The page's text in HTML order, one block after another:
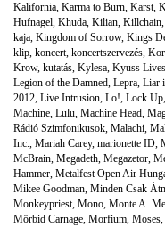
Kalifornia, Karma to Burn, Karst,
Hufnagel, Khuda, Kilian, Killchain,
kaja, Kingdom of Sorrow, Kings
klip, koncert, koncertszervezés,
Krow, kutatás, Kylesa, Kyuss
Legion of the Damned, Lepra, Liar
2012, Live Intrusion, Lo!, Lock Up,
Machine, Lulu, Machine Head,
Rádió Szimfonikusok, Malachi,
Inc., Mariah Carey, marionette ID,
McBrain, Megadeth, Megazetor,
Hammer, Metalfest Open Air
Mikee Goodman, Minden Csak
Monkeypriest, Mono, Monte A.
Mörbid Carnage, Morfium, Moses,